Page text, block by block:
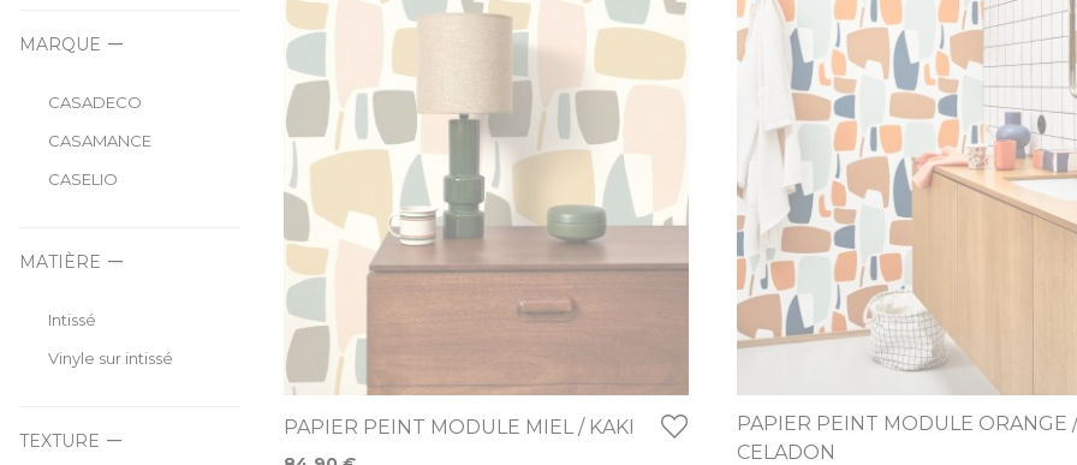
MARQUE
CASADECO
CASAMANCE
CASELIO
MATIÈRE
Intissé
Vinyle sur intissé
TEXTURE
PAPIER PEINT MODULE MIEL / KAKI
PAPIER PEINT MODULE ORANGE
CELADON